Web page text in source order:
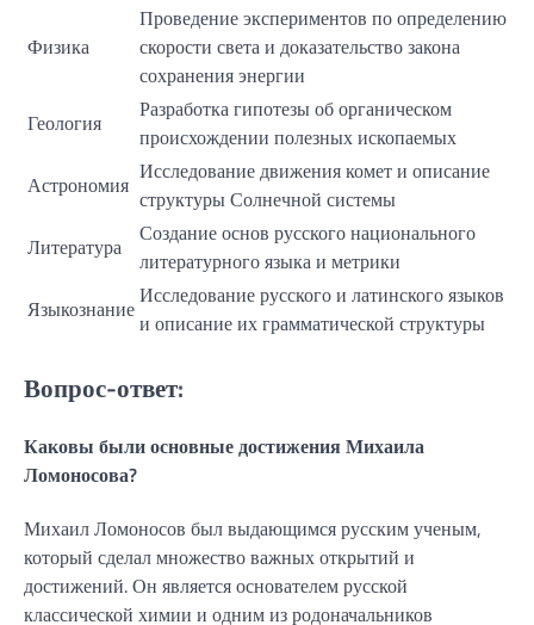
Физика
Проведение экспериментов по определению
скорости света и доказательство закона
сохранения энергии
Геология
Разработка гипотезы об органическом
происхождении полезных ископаемых
Астрономия Исследование движения комет и описание
структуры Солнечной системы
Литература
Создание основ русского национального
литературного языка и метрики
ЯзыкознаниеИсследование русского и латинского языков
и описание их грамматической структуры
Вопрос-ответ:
Каковы были основные достижения Михаила
Ломоносова?
Михаил Ломоносов был выдающимся русским ученым,
который сделал множество важных открытий и
достижений. Он является основателем русской
классической химии и одним из родоначальников